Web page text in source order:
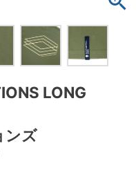
LONG
ンズ
め）